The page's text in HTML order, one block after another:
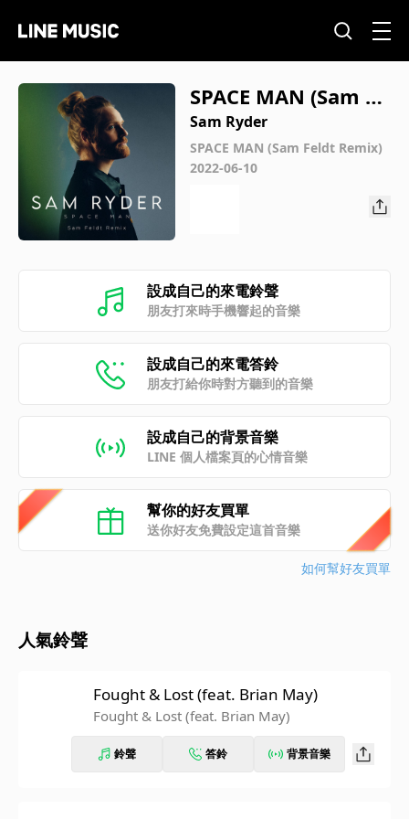
SPACE MAN (Sam Fe
ldt Remix)
Sam Ryder
SPACE MAN (Sam Feldt Remix)
2022-06-10
設成自己的來電鈴聲
朋友打來時手機響起的音樂
設成自己的來電答鈴
朋友打給你時對方聽到的音樂
設成自己的背景音樂
LINE 個人檔案頁的心情音樂
幫你的好友買單
送你好友免費設定這首音樂
如何幫好友買單
人氣鈴聲
Fought & Lost (feat. Brian May)
Fought & Lost (feat. Brian May)
鈴聲 答鈴 背景音樂